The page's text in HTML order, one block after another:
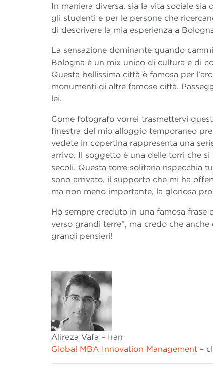
In maniera diversa, sia la vita sociale
gli studenti e per le persone che
di descrivere la mia esperienza a
La sensazione dominante quando
Bologna è un mix unico di cultura e di
Questa bellissima città è famosa per
monumenti di altre famose città.
lei.
Come fotografo vorrei trasmettervi
finestra del mio alloggio temporaneo
vedete in copertina rappresenta una
arrivo. Il soggetto è una delle torri che
secoli. Questa torre solitaria rispecchia
sono arrivato, il supporto che mi ha
ma non meno importante, la gloriosa
Ho sempre creduto in una famosa frase
verso grandi terre”, ma credo che
grandi pensieri!
Alireza Vafa – Iran
Global MBA Innovation Management –